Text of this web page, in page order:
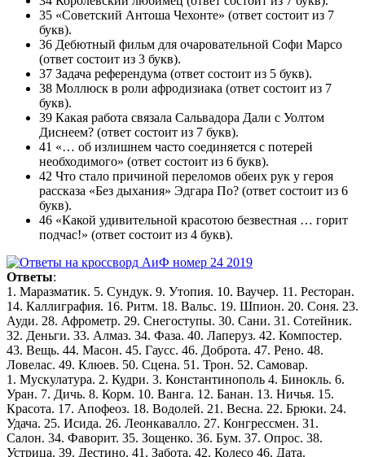
35 «Советский Антоша Чехонте» (ответ состоит из 7
букв).
36 Дебютный фильм для очаровательной Софи Марсо
(ответ состоит из 3 букв).
37 Задача референдума (ответ состоит из 5 букв).
38 Моллюск в роли афродизиака (ответ состоит из 7
букв).
39 Какая работа связала Сальвадора Дали с Уолтом
Диснеем? (ответ состоит из 7 букв).
41 «… об излишнем часто соединяется с потерей
необходимого» (ответ состоит из 6 букв).
42 Что стало причиной переломов обеих рук у героя
рассказа «Без дыхания» Эдгара По? (ответ состоит из 6
букв).
46 «Какой удивительной красотою безвестная … горит
подчас!» (ответ состоит из 4 букв).
Ответы:
1. Маразматик. 5. Сундук. 9. Утопия. 10. Ваучер. 11. Ресторан.
14. Каллиграфия. 16. Ритм. 18. Вальс. 19. Шпион. 20. Соня. 23.
Ауди. 28. Афрометр. 29. Снегоступы. 30. Сани. 31. Сотейник.
32. Деньги. 33. Алмаз. 34. Фаза. 40. Лаперуз. 42. Компостер.
43. Вещь. 44. Масон. 45. Гаусс. 46. Доброта. 47. Рено. 48.
Ловелас. 49. Клюев. 50. Сцена. 51. Трон. 52. Самовар.
1. Мускулатура. 2. Кудри. 3. Константинополь 4. Бинокль. 6.
Уран. 7. Дичь. 8. Корм. 10. Ванга. 12. Банан. 13. Ничья. 15.
Красота. 17. Апофеоз. 18. Водолей. 21. Весна. 22. Брюки. 24.
Удача. 25. Исида. 26. Леонкавалло. 27. Конгрессмен. 31.
Салон. 34. Фаворит. 35. Зощенко. 36. Бум. 37. Опрос. 38.
Устрица. 39. Дестино. 41. Забота. 42. Колесо 46. Дата.